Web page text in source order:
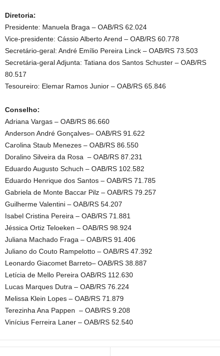
Diretoria:
Presidente: Manuela Braga – OAB/RS 62.024
Vice-presidente: Cássio Alberto Arend – OAB/RS 60.778
Secretário-geral: André Emílio Pereira Linck – OAB/RS 73.503
Secretária-geral Adjunta: Tatiana dos Santos Schuster – OAB/RS
80.517
Tesoureiro: Elemar Ramos Junior – OAB/RS 65.846
Conselho:
Adriana Vargas – OAB/RS 86.660
Anderson André Gonçalves– OAB/RS 91.622
Carolina Staub Menezes – OAB/RS 86.550
Doralino Silveira da Rosa – OAB/RS 87.231
Eduardo Augusto Schuch – OAB/RS 102.582
Eduardo Henrique dos Santos – OAB/RS 71.785
Gabriela de Monte Baccar Pilz – OAB/RS 79.257
Guilherme Valentini – OAB/RS 54.207
Isabel Cristina Pereira – OAB/RS 71.881
Jéssica Ortiz Teloeken – OAB/RS 98.924
Juliana Machado Fraga – OAB/RS 91.406
Juliano do Couto Rampelotto – OAB/RS 47.392
Leonardo Giacomet Barreto– OAB/RS 38.887
Letícia de Mello Pereira OAB/RS 112.630
Lucas Marques Dutra – OAB/RS 76.224
Melissa Klein Lopes – OAB/RS 71.879
Terezinha Ana Pappen – OAB/RS 9.208
Vinícius Ferreira Laner – OAB/RS 52.540